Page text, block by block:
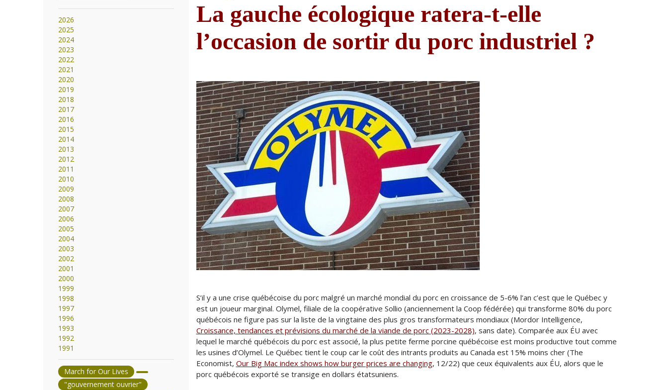
La gauche écologique ratera-t-elle
l’occasion de sortir du porc industriel ?
S’il y a une crise québécoise du porc malgré un marché mondial du porc en croissance de 5-6% l’an c’est que le Québec y
est un joueur marginal. Olymel, filiale de la coopérative Sollio (anciennement la Coop fédérée) qui transforme 80% du porc
québécois ne figure pas sur la liste de la vingtaine des plus gros transformateurs mondiaux (Mordor Intelligence,
Croissance, tendances et prévisions du marché de la viande de porc (2023-2028), sans date). Comparée aux ÉU avec
lequel le marché québécois du porc est associé, la plus petite ferme porcine québécoise est moins productive tout comme
les usines d’Olymel. Le Québec tient le coup car le coût des intrants produits au Canada est 15% moins cher (The
Economist, Our Big Mac index shows how burger prices are changing, 12/22) que ceux équivalents aux ÉU, alors que le
porc québécois exporté se transige en dollars étatsuniens.
2026
2025
2024
2023
2022
2021
2020
2019
2018
2017
2016
2015
2014
2013
2012
2011
2010
2009
2008
2007
2006
2005
2004
2003
2002
2001
2000
1999
1998
1997
1996
1993
1992
1991
March for Our Lives
"gouvernement ouvrier"